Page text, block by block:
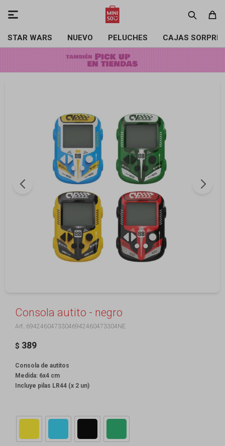
STAR WARS NUEVO PELUCHES CAJAS

Consola autito - negro
69424604733046942460473304NE
$ 389
Consola de autitos
Medida: 6x4 cm
Incluye pilas LR44 (x 2 un)